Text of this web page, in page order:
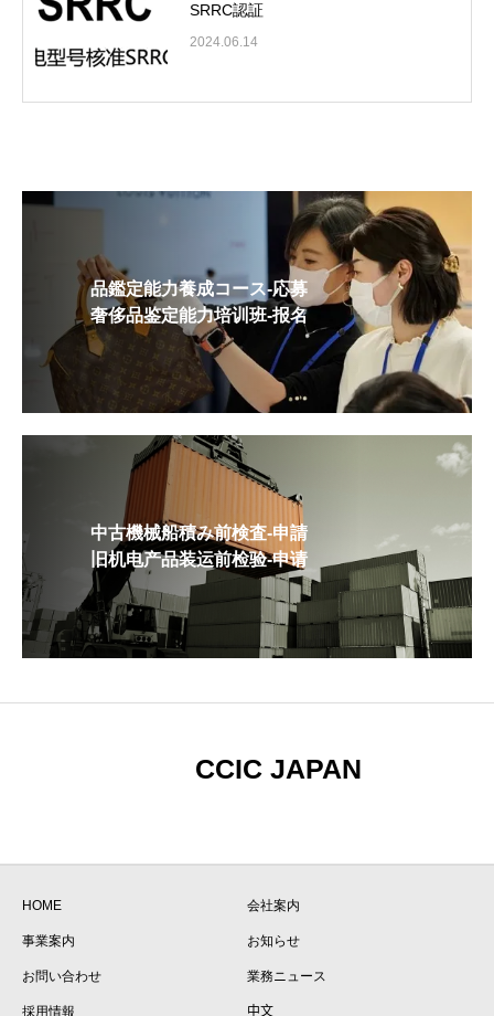
SRRC認証
2024.06.14
品鑑定能力養成コース-応募
奢侈品鉴定能力培训班-报名
中古機械船積み前検査-申請
旧机电产品装运前检验-申请
CCIC JAPAN
HOME 会社案内
事業案内 お知らせ
お問い合わせ 業務ニュース
採用情報 中文